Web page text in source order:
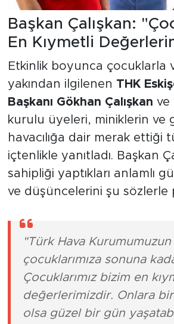
Başkan Çalışkan:
En Kıymetli
Etkinlik boyunca çocuklarla
yakından ilgilenen THK
Başkanı Gökhan Çalışkan ve
kurulu üyeleri, miniklerin ve
havacılığa dair merak ettiği
içtenlikle yanıtladı. Başkan
sahipliği yaptıkları anlamlı
ve düşüncelerini şu sözlerle
"Türk Hava Kurumumuzun
çocuklarımıza sonuna
Çocuklarımız bizim en
değerlerimizdir. Onlara
olsa güzel bir gün